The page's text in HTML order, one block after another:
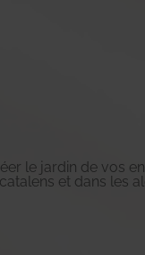
le jardin de vos
et dans les